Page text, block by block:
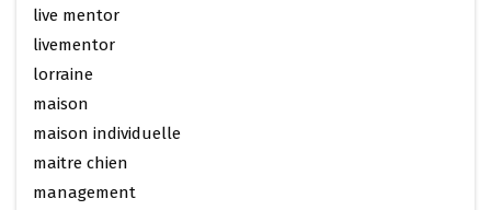
live mentor
livementor
lorraine
maison
maison individuelle
maitre chien
management